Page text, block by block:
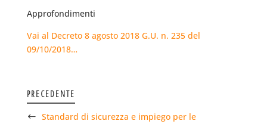
Approfondimenti
Vai al Decreto 8 agosto 2018 G.U. n. 235 del
09/10/2018…
PRECEDENTE
Standard di sicurezza e impiego per le